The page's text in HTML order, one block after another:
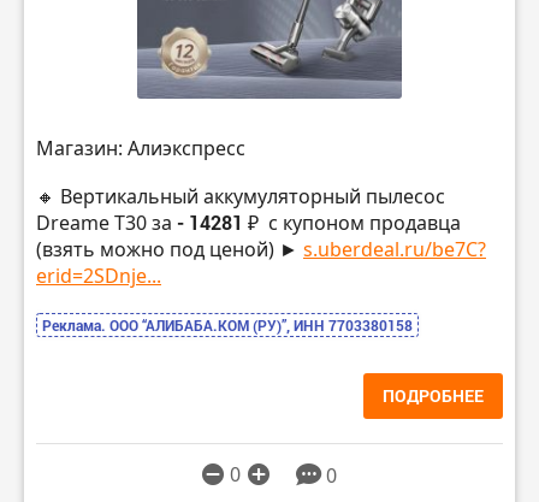
Магазин: Алиэкспресс
🔸 Вертикальный аккумуляторный пылесос
Dreame T30 за - 14281 ₽ с купоном продавца
(взять можно под ценой) ► s.uberdeal.ru/be7C?
erid=2SDnje...
Реклама. ООО “АЛИБАБА.КОМ (РУ)”, ИНН 7703380158
ПОДРОБНЕЕ
0 0